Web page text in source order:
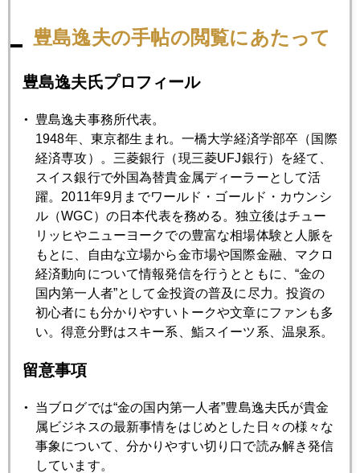
2023年
1月 2月 3月
7月 9月 10月 11月 12月
2023年02月28日
日本企業バーゲンセール
2023年02月27日
円１３６円台に、金は１８００ドル攻防
2023年02月24日
植田次期日銀総裁は金を買いたがる人か
2023年02月21日
いよいよ日本でもインフレの備えを考える時
豊島逸夫の手帖の閲覧にあたって
豊島逸夫氏プロフィール
豊島逸夫事務所代表。
1948年、東京都生まれ。一橋大学経済学部卒（国際
経済専攻）。三菱銀行（現三菱UFJ銀行）を経て、
スイス銀行で外国為替貴金属ディーラーとして活
躍。2011年9月までワールド・ゴールド・カウンシ
ル（WGC）の日本代表を務める。独立後はチュー
リッヒやニューヨークでの豊富な相場体験と人脈を
もとに、自由な立場から金市場や国際金融、マクロ
経済動向について情報発信を行うとともに、“金の
国内第一人者”として金投資の普及に尽力。投資の
初心者にも分かりやすいトークや文章にファンも多
い。得意分野はスキー系、鮨スイーツ系、温泉系。
留意事項
当ブログでは“金の国内第一人者”豊島逸夫氏が貴金
属ビジネスの最新事情をはじめとした日々の様々な
事象について、分かりやすい切り口で読み解き発信
しています。